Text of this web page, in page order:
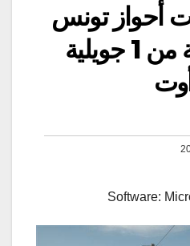
أحواز تونس
والساحل بداية من 1 جويلية
Software: